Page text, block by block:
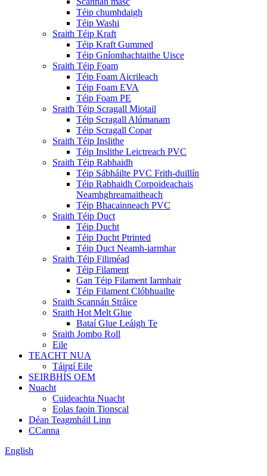
Téip chumhdaigh
Téip Washi
Sraith Téip Kraft
Téip Kraft Gummed
Téip Gníomhachtaithe Uisce
Sraith Téip Foam
Téip Foam Aicrileach
Téip Foam EVA
Téip Foam PE
Sraith Téip Scragall Miotail
Téip Scragall Alúmanam
Téip Scragall Copar
Sraith Téip Inslithe
Téip Inslithe Leictreach PVC
Sraith Téip Rabhaidh
Téip Sábháilte PVC Frith-duillín
Téip Rabhaidh Corpoideachais
Neamhghreamaitheach
Téip Bhacainneach PVC
Sraith Téip Duct
Téip Ducht
Téip Ducht Ptrinted
Téip Duct Neamh-iarmhar
Sraith Téip Filiméad
Téip Filament
Gan Téip Filament Iarmhair
Téip Filament Clóbhuailte
Sraith Scannán Stráice
Sraith Hot Melt Glue
Bataí Glue Leáigh Te
Sraith Jombo Roll
Eile
TEACHT NUA
Táirgí Eile
SEIRBHÍS OEM
Nuacht
Cuideachta Nuacht
Eolas faoin Tionscal
Déan Teagmháil Linn
CCanna
English